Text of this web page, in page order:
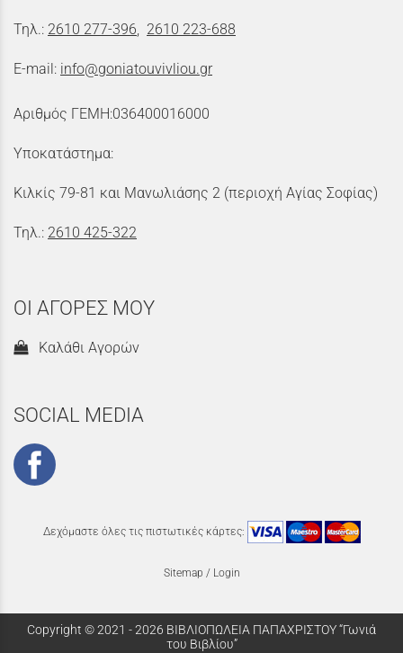
Τηλ.: 2610 277-396 2610 223-688
E-mail: info@goniatouvivliou.gr
Αριθμός ΓΕΜΗ:036400016000
Υποκατάστημα:
Κιλκίς 79-81 και Μανωλιάσης 2 (περιοχή Αγίας Σοφίας)
Τηλ.: 2610 425-322
ΟΙ ΑΓΟΡΕΣ ΜΟΥ
Καλάθι Αγορών
SOCIAL MEDIA
Δεχόμαστε όλες τις πιστωτικές κάρτες:
Sitemap / Login
Copyright © 2021 - 2026 ΒΙΒΛΙΟΠΩΛΕΙΑ ΠΑΠΑΧΡΙΣΤΟΥ “Γωνιά
του Βιβλίου”